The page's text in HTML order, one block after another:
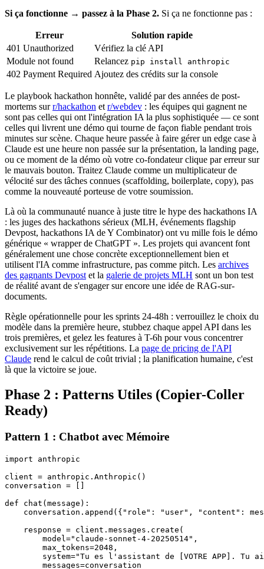
Si ça fonctionne → passez à la Phase 2. Si ça ne fonctionne pas :
Erreur
Solution rapide
401 Unauthorized
Vérifiez la clé API
Module not found
Relancez pip install anthropic
402 Payment Required Ajoutez des crédits sur la console
Le playbook hackathon honnête, validé par des années de post-
mortems surr/hackathon et r/webdev : les équipes qui gagnent ne
sont pas celles qui ont l'intégration IA la plus sophistiquée — ce sont
celles qui livrent une démo qui tourne de façon fiable pendant trois
minutes sur scène. Chaque heure passée à faire gérer un edge case à
Claude est une heure non passée sur la présentation, la landing page,
ou ce moment de la démo où votre co-fondateur clique par erreur sur
le mauvais bouton. Traitez Claude comme un multiplicateur de
vélocité sur des tâches connues (scaffolding, boilerplate, copy), pas
comme la nouveauté porteuse de votre soumission.
Là où la communauté nuance à juste titre le hype des hackathons IA
: les juges des hackathons sérieux (MLH, événements flagship
Devpost, hackathons IA de Y Combinator) ont vu mille fois le démo
générique « wrapper de ChatGPT ». Les projets qui avancent font
généralement une chose concrète exceptionnellement bien et
utilisent l'IA comme infrastructure, pas comme pitch. Les archives
des gagnants Devpost et la galerie de projets MLH sont un bon test
de réalité avant de s'engager sur encore une idée de RAG-sur-
documents.
Règle opérationnelle pour les sprints 24-48h : verrouillez le choix du
modèle dans la première heure, stubbez chaque appel API dans les
trois premières, et gelez les features à T-6h pour vous concentrer
exclusivement sur les répétitions. La page de pricing de l'API
Claude rend le calcul de coût trivial ; la planification humaine, c'est
là que la victoire se joue.
Phase 2 : Patterns Utiles (Copier-Coller
Ready)
Pattern 1 : Chatbot avec Mémoire
import anthropic
client = anthropic.Anthropic()
conversation = []
def chat(message):
conversation.append({"role": "user", "content":
    response = client.messages.create(
        model="claude-sonnet-4-20250514",
        max_tokens=2048,
system="Tu es l'assistant de [VOTRE APP]. Tu
        messages=conversation